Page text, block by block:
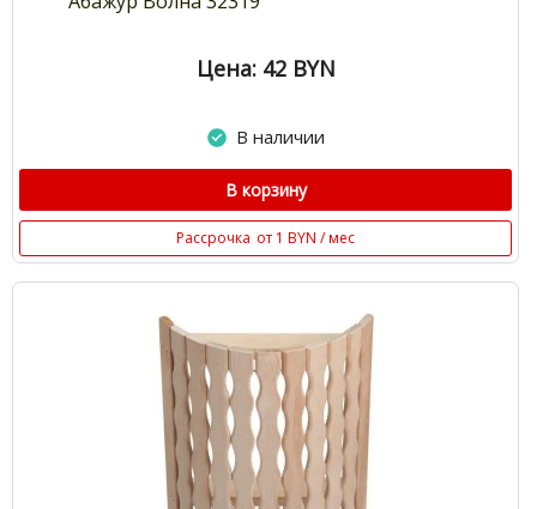
Цена: 42 BYN
В наличии
В корзину
Рассрочка от 1 BYN / мес